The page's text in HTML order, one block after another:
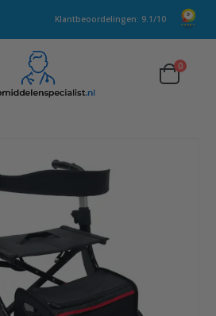
Klantbeoordelingen: 9.1/10
0